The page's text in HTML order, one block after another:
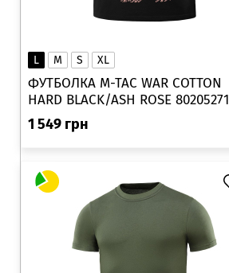
L M S XL
ФУТБОЛКА M-TAC WAR COTTON
HARD BLACK/ASH ROSE 80205271
1 549 грн